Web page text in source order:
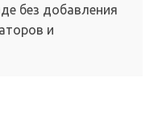
без добавления
и